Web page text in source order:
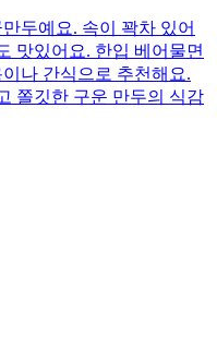
두예요. 속이 꽉차 있어
맛있어요. 한입 베어물면
나 간식으로 추천해요.
쫄깃한 구운 만두의 식감